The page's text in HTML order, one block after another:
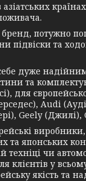
потужно
підвіски та
надійним
та
для
Audi
Geely (Джилі),
виробники,
та японських
техніці чи
у всьому
якість та